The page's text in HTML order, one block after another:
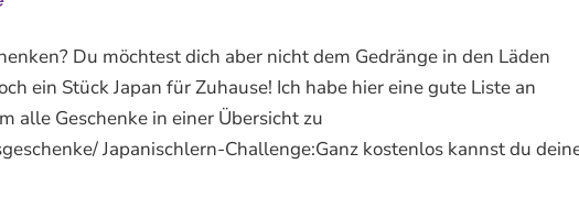
Du möchtest dich aber nicht dem Gedränge in den Läden
ein Stück Japan für Zuhause! Ich habe hier eine gute Liste an
alle Geschenke in einer Übersicht zu
Japanischlern-Challenge:Ganz kostenlos kannst du